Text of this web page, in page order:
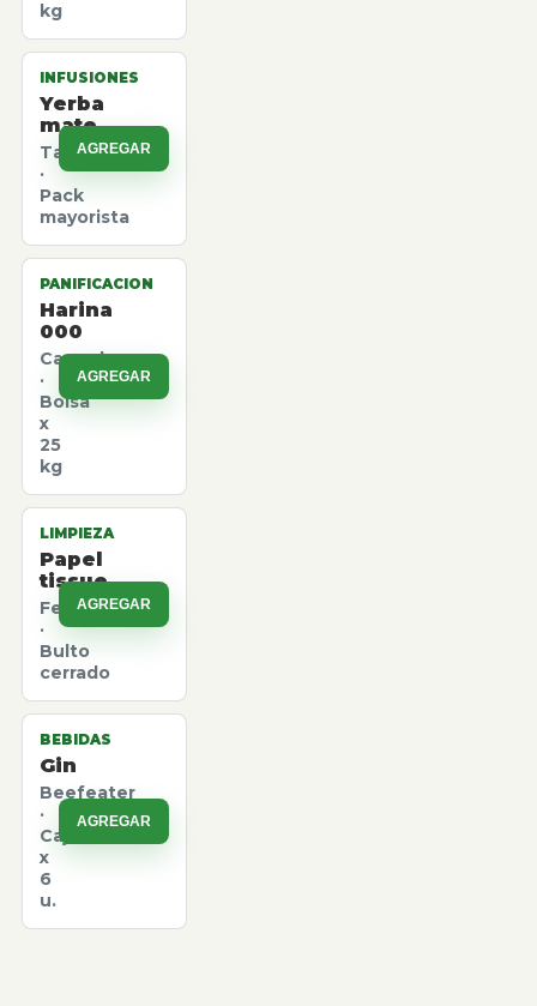
kg
INFUSIONES
Yerba
mate
Taragui
·
Pack
mayorista
AGREGAR
PANIFICACION
Harina
000
Canuelas
·
Bolsa
x
25
kg
AGREGAR
LIMPIEZA
Papel
tissue
Felpita
·
Bulto
cerrado
AGREGAR
BEBIDAS
Gin
Beefeater
·
Caja
x
6
u.
AGREGAR